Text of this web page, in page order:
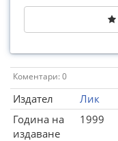
Коментари: 0
Издател
Лик
Година на
издаване
1999